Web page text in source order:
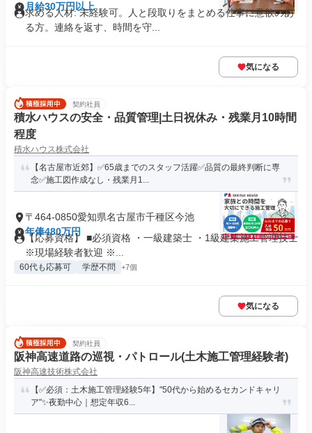
月給30万円以上
求める人材: 未経験可。人と段取りをまとめる仕事に意欲のあ
る方。連絡を返す、時間を守...
気になる
契約社員
積水ハウスの安全・品質管理|土日祝休み・残業月10時間
程度
積水ハウス株式会社
【名古屋市近郊】✅65歳までのスタッフ活躍✅品質の最終判断に専
念✅施工図作成なし・残業月1...
〒464-0850愛知県名古屋市千種区今池
年俸480万円
【応募資格】 ■必須資格 ・一級建築士 ・1級建築施工管理技士
※現場経験者歓迎 ※...
60代も応募可 学歴不問 +7個
気になる
契約社員
阪神高速道路の巡視・パトロール(土木施工管理経験者)
阪神高速技術株式会社
【✅必須：土木施工管理経験5年】"50代から始めるセカンドキャリ
ア"✨夜勤中心｜想定年収6...